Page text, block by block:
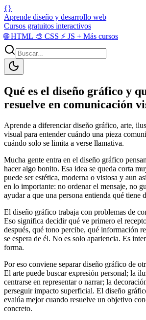
{}
Aprende diseño y desarrollo web
Cursos gratuitos interactivos
🌐HTML 🎨 CSS ⚡ JS + Más cursos
Qué es el diseño gráfico y
resuelve en comunicación
Aprende a diferenciar diseño gráfico, arte,
visual para entender cuándo una pieza
cuándo solo se limita a verse llamativa.
Mucha gente entra en el diseño gráfico
hacer algo bonito. Esa idea se queda corta
puede ser estética, moderna o vistosa y aun
en lo importante: no ordenar el mensaje, no
ayudar a que una persona entienda qué tiene
El diseño gráfico trabaja con problemas de
Eso significa decidir qué ve primero el
después, qué tono percibe, qué información
se espera de él. No es solo apariencia. Es
forma.
Por eso conviene separar diseño gráfico de
El arte puede buscar expresión personal; la
centrarse en representar o narrar; la
perseguir impacto superficial. El diseño
evalúa mejor cuando resuelve un objetivo
concreto.